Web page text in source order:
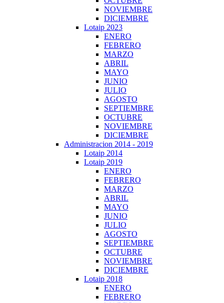
NOVIEMBRE
DICIEMBRE
Lotaip 2023
ENERO
FEBRERO
MARZO
ABRIL
MAYO
JUNIO
JULIO
AGOSTO
SEPTIEMBRE
OCTUBRE
NOVIEMBRE
DICIEMBRE
Administracion 2014 - 2019
Lotaip 2014
Lotaip 2019
ENERO
FEBRERO
MARZO
ABRIL
MAYO
JUNIO
JULIO
AGOSTO
SEPTIEMBRE
OCTUBRE
NOVIEMBRE
DICIEMBRE
Lotaip 2018
ENERO
FEBRERO